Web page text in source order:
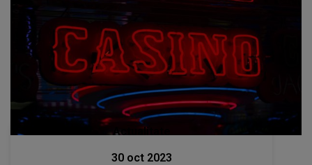
Actualitate
30 oct 2023